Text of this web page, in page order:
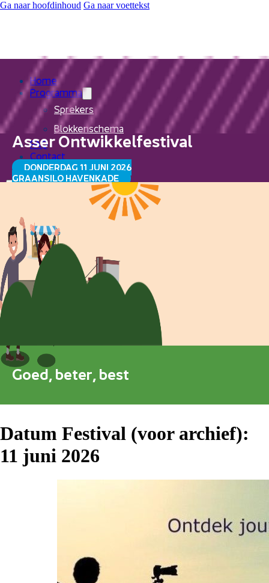
Ga naar hoofdinhoud Ga naar voettekst
Home
Programma
Sprekers
Blokkenschema
FAQ
Contact
Home
Programma
Sprekers
Blokkenschema
Asser Ontwikkelfestival
DONDERDAG 11 JUNI 2026
GRAANSILO HAVENKADE
Goed, beter, best
Datum Festival (voor archief):
11 juni 2026